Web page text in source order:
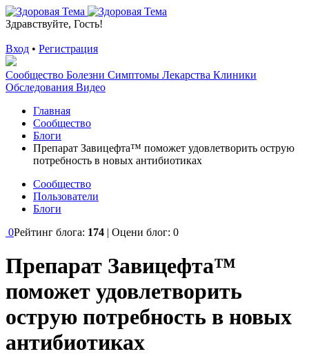
Здравствуйте, Гость!
Вход • Регистрация
Сообщество Болезни Симптомы Лекарства Клиники
Обследования Видео
Главная
Сообщество
Блоги
Препарат Завицефта™ поможет удовлетворить острую
потребность в новых антибиотиках
Сообщество
Пользователи
Блоги
0Рейтинг блога: 174 | Оцени блог: 0
Препарат Завицефта™
поможет удовлетворить
острую потребность в новых
антибиотиках